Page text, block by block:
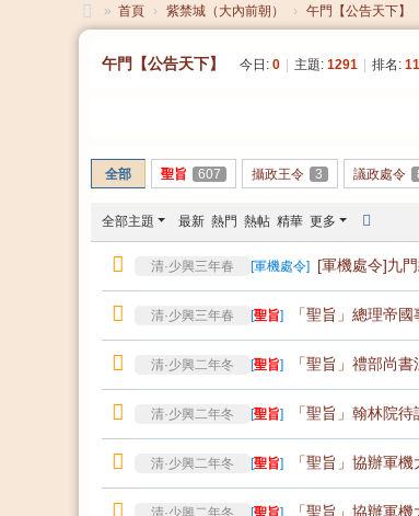
大
» 首頁 › 紫禁城（大內前朝） › 午門【公告天下】
午門【公告天下】 今日: 0 主題: 1291 排名:
全部 聖旨 607 攝政王令 3 議政處令
全部主題 最新 熱門 熱帖 精華 更多
清·少興三年春 [軍機處令] [軍機處令]九
清·少興三年春 [聖旨] 「聖旨」總理帝
清·少興二年冬 [聖旨] 「聖旨」禮部尚
清·少興二年冬 [聖旨] 「聖旨」翰林院待
清·少興二年冬 [聖旨] 「聖旨」協辦軍
清·少興二年冬 [聖旨] 「聖旨」協辦軍